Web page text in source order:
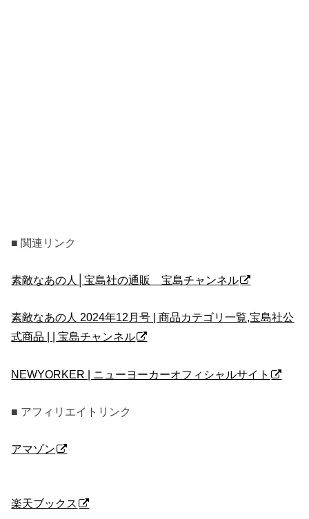
■ 関連リンク
素敵なあの人│宝島社の通販 宝島チャンネル
素敵なあの人 2024年12月号 | 商品カテゴリ一覧,宝島社公
式商品 | | 宝島チャンネル
NEWYORKER | ニューヨーカーオフィシャルサイト
■ アフィリエイトリンク
アマゾン
楽天ブックス